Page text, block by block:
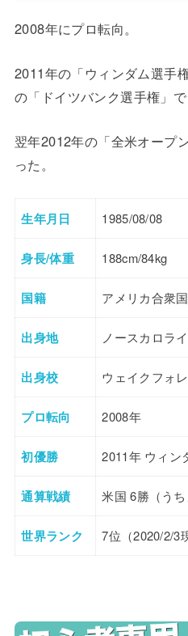
2008年にプロ転向。
2011年の「ウィンダム選手
の「ドイツバンク選手権」で
翌年2012年の「全米オープ
った。
生年月日 1985/08/08
身長/体重 188cm/84kg
国籍 アメリカ合衆国
出身地 ノースカロラ
出身校 ウェイクフォ
プロ転向 2008年
初優勝 2011年 ウィン
通算戦績 米国 6勝（う
世界ランク 7位（2020/2/3